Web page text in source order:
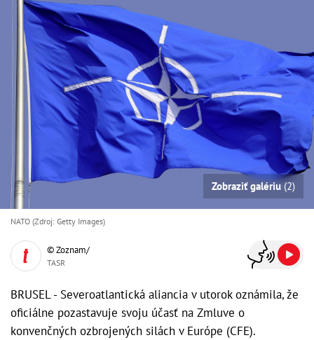
Zobraziť galériu (2)
NATO (Zdroj: Getty Images)
© Zoznam/
TASR
BRUSEL - Severoatlantická aliancia v utorok oznámila, že
oficiálne pozastavuje svoju účasť na Zmluve o
konvenčných ozbrojených silách v Európe (CFE).